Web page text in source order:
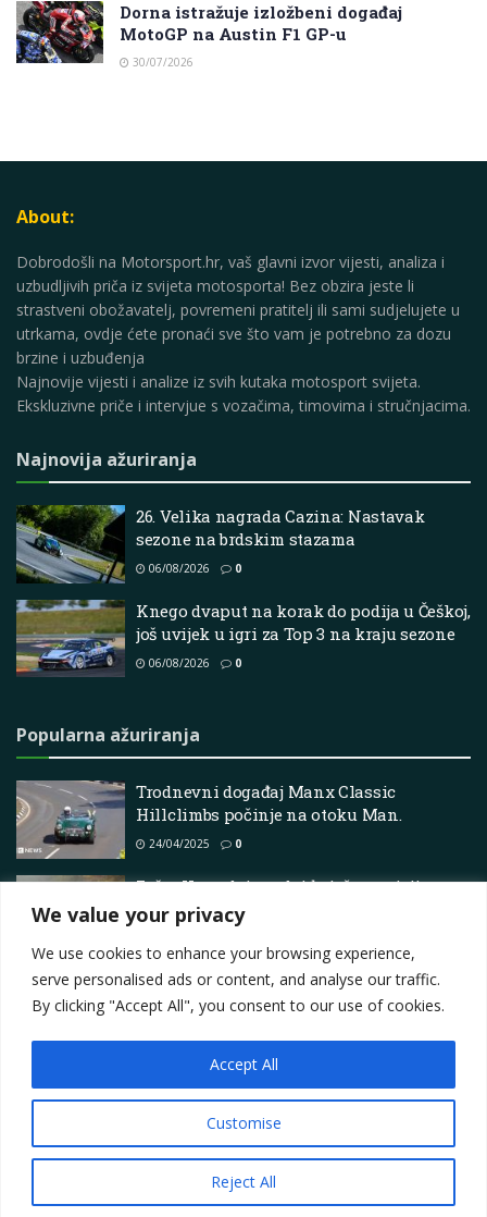
We value your privacy
We use cookies to enhance your browsing experience,
serve personalised ads or content, and analyse our traffic.
By clicking "Accept All", you consent to our use of cookies.
Customise
Reject All
Accept All
Dorna istražuje izložbeni događaj
MotoGP na Austin F1 GP-u
30/07/2026
About:
Dobrodošli na Motorsport.hr, vaš glavni izvor vijesti, analiza i
uzbudljivih priča iz svijeta motosporta! Bez obzira jeste li
strastveni obožavatelj, povremeni pratitelj ili sami sudjelujete u
utrkama, ovdje ćete pronaći sve što vam je potrebno za dozu
brzine i uzbuđenja
Najnovije vijesti i analize iz svih kutaka motosport svijeta.
Ekskluzivne priče i intervjue s vozačima, timovima i stručnjacima.
Najnovija ažuriranja
26. Velika nagrada Cazina: Nastavak
sezone na brdskim stazama
06/08/2026 0
Knego dvaput na korak do podija u Češkoj,
još uvijek u igri za Top 3 na kraju sezone
06/08/2026 0
Popularna ažuriranja
Trodnevni događaj Manx Classic
Hillclimbs počinje na otoku Man.
24/04/2025 0
Zašto Hyundai predviđa jaču poziciju u
WRC 2026.
Contact
Privacy Policy
Terms Marketing i oglašavanje